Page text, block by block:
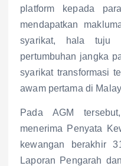
platform kepada
mendapatkan
syarikat, hala tuju
pertumbuhan jangka
syarikat transformasi
awam pertama di
Pada AGM
menerima Penyata
kewangan berakhir
Laporan Pengarah